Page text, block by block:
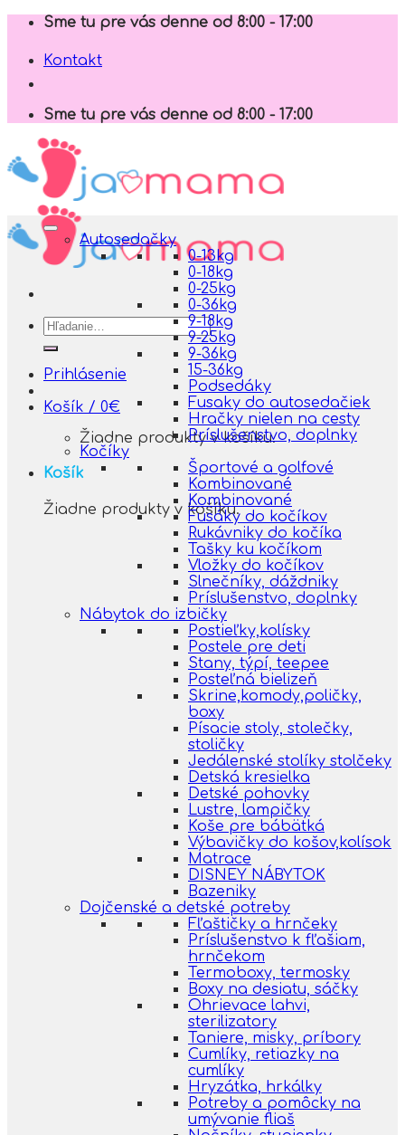
Skip
content
Sme tu pre vás denne od 8:00 - 17:00
Kontakt
Sme tu pre vás denne od 8:00 - 17:00
Hľadať:
Prihlásenie
Košík / 0€
Žiadne produkty v košíku.
Košík
Žiadne produkty v košíku.
Autosedačky
0-13kg
0-18kg
0-25kg
0-36kg
9-18kg
9-25kg
9-36kg
15-36kg
Podsedáky
Fusaky do autosedačiek
Hračky nielen na cesty
Príslušenstvo, doplnky
Kočíky
Športové a golfové
Kombinované
Kombinované
Fusáky do kočíkov
Rukávniky do kočíka
Tašky ku kočíkom
Vložky do kočíkov
Slnečníky, dáždniky
Príslušenstvo, doplnky
Nábytok do izbičky
Postieľky,kolísky
Postele pre deti
Stany, týpí, teepee
Posteľná bielizeň
Skrine,komody,poličky,
boxy
Písacie stoly, stolečky,
stoličky
Jedálenské stolíky stolčeky
Detská kresielka
Detské pohovky
Lustre, lampičky
Koše pre bábätká
Výbavičky do košov,kolísok
Matrace
DISNEY NÁBYTOK
Bazeniky
Dojčenské a detské potreby
Fľaštičky a hrnčeky
Príslušenstvo k fľašiam,
hrnčekom
Termoboxy, termosky
Boxy na desiatu, sáčky
Ohrievace lahvi,
sterilizatory
Taniere, misky, príbory
Cumlíky, retiazky na
cumlíky
Hryzátka, hrkálky
Potreby a pomôcky na
umývanie fliaš